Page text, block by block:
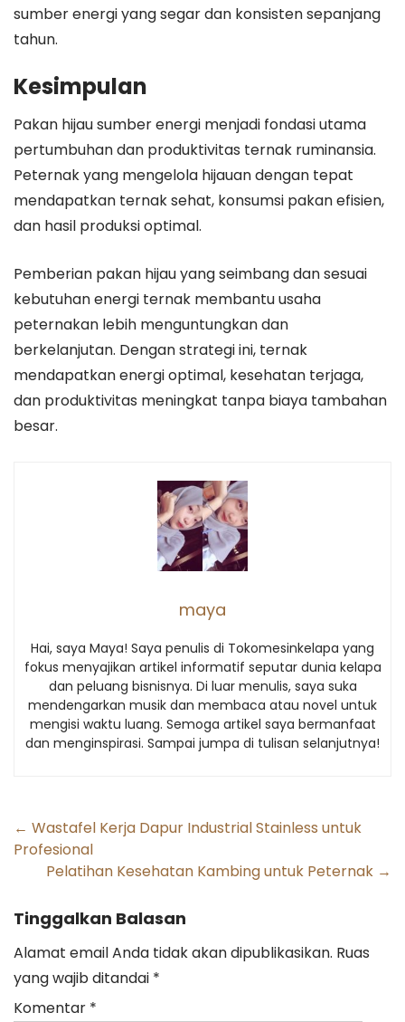
sumber energi yang segar dan konsisten sepanjang
tahun.
Kesimpulan
Pakan hijau sumber energi menjadi fondasi utama
pertumbuhan dan produktivitas ternak ruminansia.
Peternak yang mengelola hijauan dengan tepat
mendapatkan ternak sehat, konsumsi pakan efisien,
dan hasil produksi optimal.
Pemberian pakan hijau yang seimbang dan sesuai
kebutuhan energi ternak membantu usaha
peternakan lebih menguntungkan dan
berkelanjutan. Dengan strategi ini, ternak
mendapatkan energi optimal, kesehatan terjaga,
dan produktivitas meningkat tanpa biaya tambahan
besar.
maya
Hai, saya Maya! Saya penulis di Tokomesinkelapa yang
fokus menyajikan artikel informatif seputar dunia kelapa
dan peluang bisnisnya. Di luar menulis, saya suka
mendengarkan musik dan membaca atau novel untuk
mengisi waktu luang. Semoga artikel saya bermanfaat
dan menginspirasi. Sampai jumpa di tulisan selanjutnya!
Post
navigation
← Wastafel Kerja Dapur Industrial Stainless untuk
Profesional
Pelatihan Kesehatan Kambing untuk Peternak →
Tinggalkan Balasan
Alamat email Anda tidak akan dipublikasikan. Ruas
yang wajib ditandai *
Komentar *